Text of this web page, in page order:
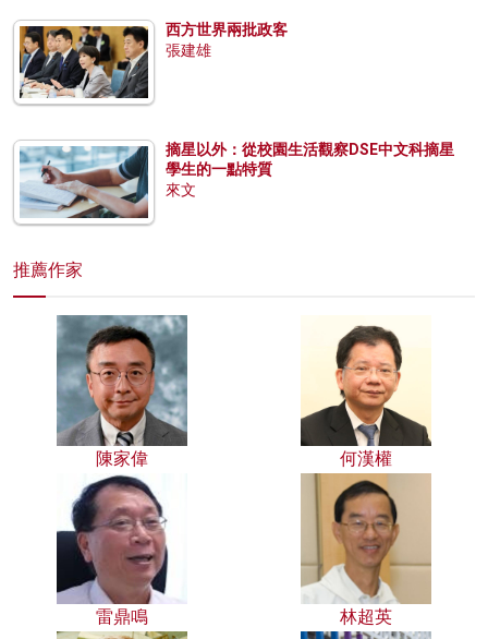
西方世界兩批政客
張建雄
摘星以外：從校園生活觀察DSE中文科摘星
學生的一點特質
來文
推薦作家
陳家偉 何漢權
雷鼎鳴 林超英